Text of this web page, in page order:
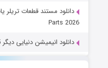
Parts 2026
دانلود انیمیشن دنیایی دیگر Another World 2025